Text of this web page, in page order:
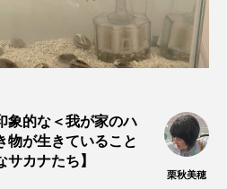
クマノミ
クルマエビ
ロソイ クロダイ
クロマグロ
象的な＜我が家のハ
が生きていること
カナたち】
栗秋美穂